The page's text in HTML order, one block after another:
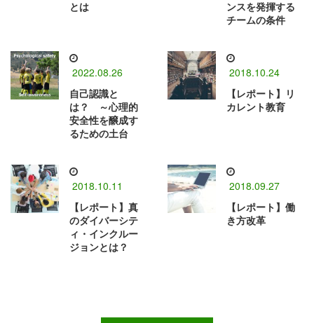
とは
ンスを発揮する
チームの条件
2022.08.26
自己認識と
は？ ～心理的
安全性を醸成す
るための土台
2018.10.24
【レポート】リ
カレント教育
2018.10.11
【レポート】真
のダイバーシテ
ィ・インクルー
ジョンとは？
2018.09.27
【レポート】働
き方改革